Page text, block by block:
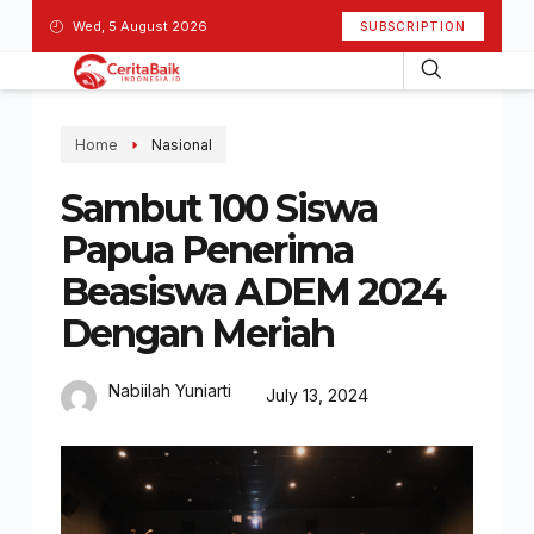
Wed, 5 August 2026 SUBSCRIPTION
Home Nasional
Sambut 100 Siswa
Papua Penerima
Beasiswa ADEM 2024
Dengan Meriah
Nabiilah Yuniarti July 13, 2024